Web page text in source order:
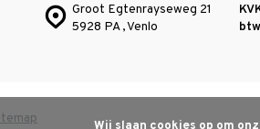
Groot Egtenrayseweg 21
5928 PA , Venlo
Wij slaan cookies op om